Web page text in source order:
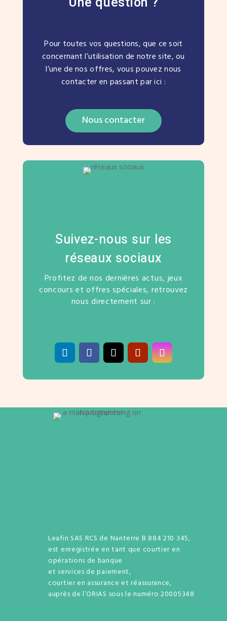
Pour toutes vos questions, que ce soit
concernant l’utilisation de notre site, ou
l’une de nos offres, vous pouvez nous
contacter en passant par ici :
Nous contacter
Suivez-nous sur les
réseaux sociaux
Profitez de nos dernières actus, jeux
concours et offres spéciales, retrouvez
nous directement sur :
Leafin SAS RCS de Nanterre B 884 210 345,
est enregistrée en tant que courtier en
opérations de banque
et services de paiement,
courtier en assurance et réassurance,
auprès de l’ORIAS sous le numéro 20005348